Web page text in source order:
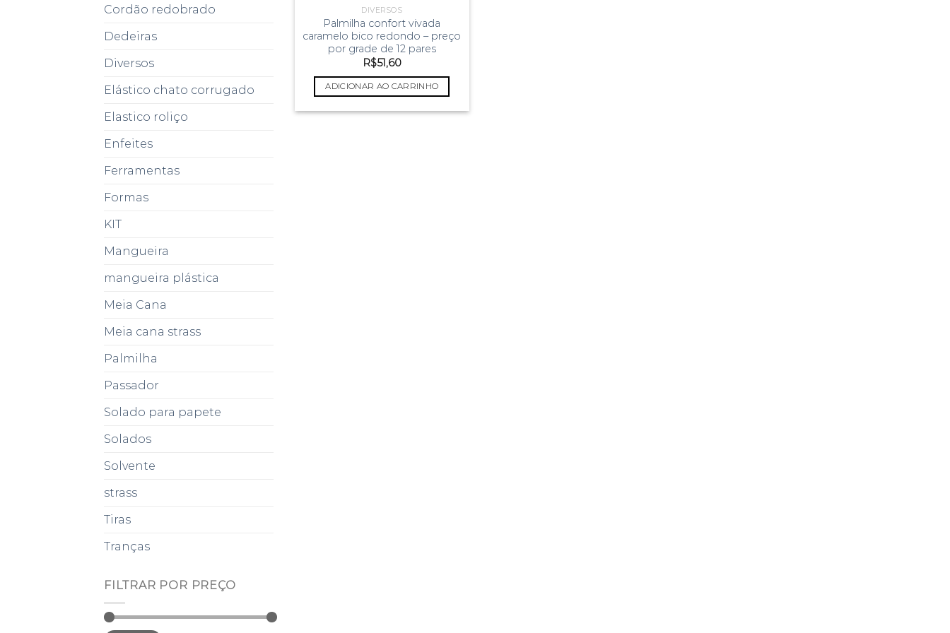
Cordão redobrado
Dedeiras
Diversos
Elástico chato corrugado
Elastico roliço
Enfeites
Ferramentas
Formas
KIT
Mangueira
mangueira plástica
Meia Cana
Meia cana strass
Palmilha
Passador
Solado para papete
Solados
Solvente
strass
Tiras
Tranças
FILTRAR POR PREÇO
DIVERSOS
Palmilha confort vivada
caramelo bico redondo – preço
por grade de 12 pares
R$51,60
ADICIONAR AO CARRINHO